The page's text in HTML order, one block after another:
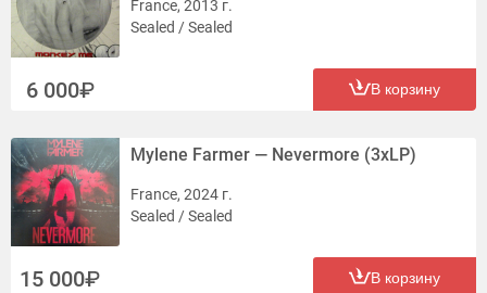
France, 2013 г.
Sealed / Sealed
6 000 В корзину
Mylene Farmer — Nevermore (3xLP)
France, 2024 г.
Sealed / Sealed
15 000 В корзину